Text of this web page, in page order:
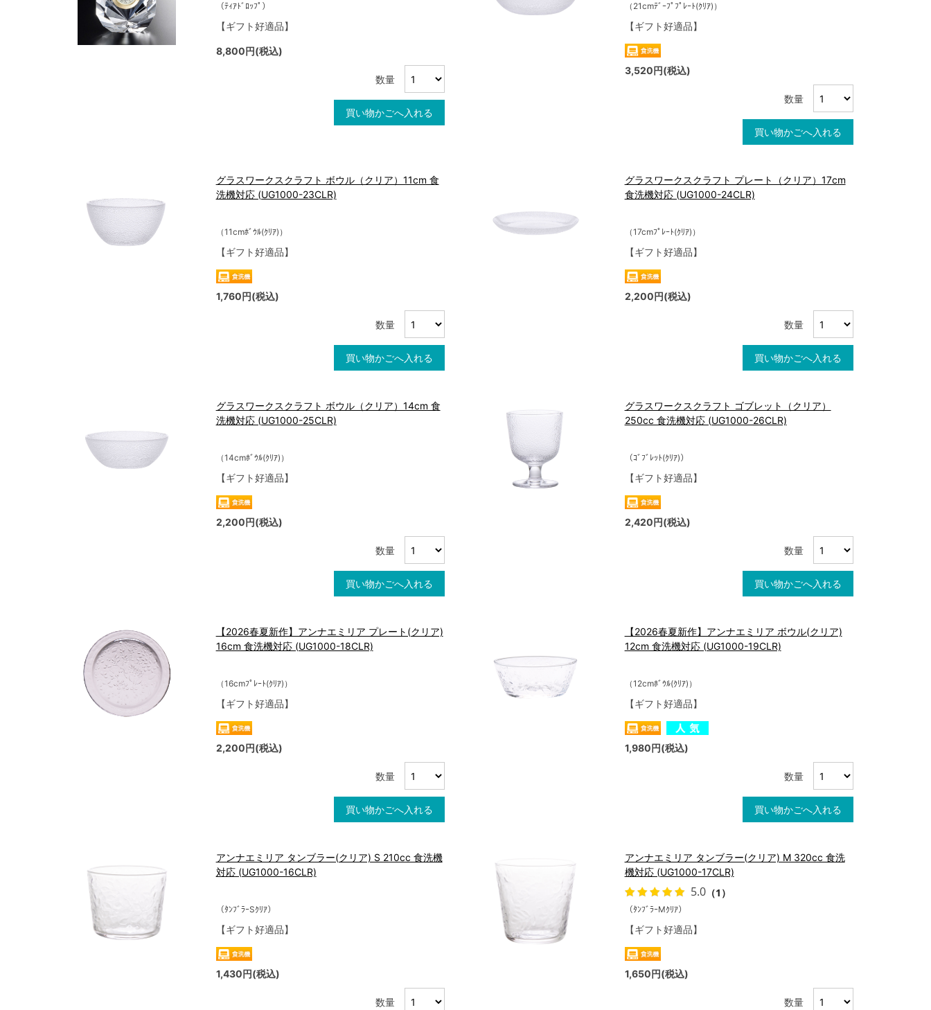
（ﾃｨｱﾄﾞﾛｯﾌﾟ）
【ギフト好適品】
8,800円(税込)
数量
買い物かごへ入れる
（21cmﾃﾞｰﾌﾟﾌﾟﾚｰﾄ(ｸﾘｱ)）
【ギフト好適品】
3,520円(税込)
数量
買い物かごへ入れる
グラスワークスクラフト ボウル（クリア）11cm 食
洗機対応 (UG1000-23CLR)
（11cmﾎﾞｳﾙ(ｸﾘｱ)）
【ギフト好適品】
1,760円(税込)
数量
買い物かごへ入れる
グラスワークスクラフト プレート（クリア）17cm
食洗機対応 (UG1000-24CLR)
（17cmﾌﾟﾚｰﾄ(ｸﾘｱ)）
【ギフト好適品】
2,200円(税込)
数量
買い物かごへ入れる
グラスワークスクラフト ボウル（クリア）14cm 食
洗機対応 (UG1000-25CLR)
（14cmﾎﾞｳﾙ(ｸﾘｱ)）
【ギフト好適品】
2,200円(税込)
数量
買い物かごへ入れる
グラスワークスクラフト ゴブレット（クリア）
250cc 食洗機対応 (UG1000-26CLR)
（ｺﾞﾌﾞﾚｯﾄ(ｸﾘｱ)）
【ギフト好適品】
2,420円(税込)
数量
買い物かごへ入れる
【2026春夏新作】アンナエミリア プレート(クリア)
16cm 食洗機対応 (UG1000-18CLR)
（16cmﾌﾟﾚｰﾄ(ｸﾘｱ)）
【ギフト好適品】
2,200円(税込)
数量
買い物かごへ入れる
【2026春夏新作】アンナエミリア ボウル(クリア)
12cm 食洗機対応 (UG1000-19CLR)
（12cmﾎﾞｳﾙ(ｸﾘｱ)）
【ギフト好適品】
1,980円(税込)
数量
買い物かごへ入れる
アンナエミリア タンブラー(クリア) S 210cc 食洗機
対応 (UG1000-16CLR)
（ﾀﾝﾌﾞﾗｰSｸﾘｱ）
【ギフト好適品】
1,430円(税込)
数量
アンナエミリア タンブラー(クリア) M 320cc 食洗
機対応 (UG1000-17CLR)
5.0（1）
（ﾀﾝﾌﾞﾗｰMｸﾘｱ）
【ギフト好適品】
1,650円(税込)
数量